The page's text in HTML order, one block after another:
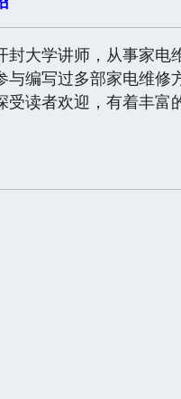
封大学讲师，从事家电
与编写过多部家电维修
受读者欢迎，有着丰富